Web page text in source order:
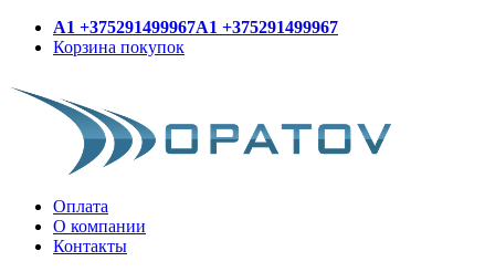
A1 +375291499967A1 +375291499967
Корзина покупок
Оплата
О компании
Контакты